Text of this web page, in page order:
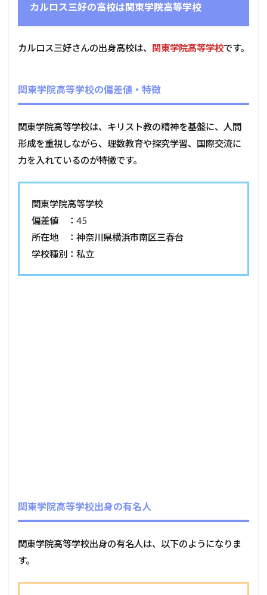
カルロス三好の高校は関東学院高等学校
カルロス三好さんの出身高校は、 関東学院高等学校です。
関東学院高等学校の偏差値・特徴
関東学院高等学校は、キリスト教の精神を基盤に、人間
形成を重視しながら、理数教育や探究学習、国際交流に
力を入れているのが特徴です。
関東学院高等学校
偏差値 ：45
所在地 ：神奈川県横浜市南区三春台
学校種別：私立
関東学院高等学校出身の有名人
関東学院高等学校出身の有名人は、以下のようになりま
す。